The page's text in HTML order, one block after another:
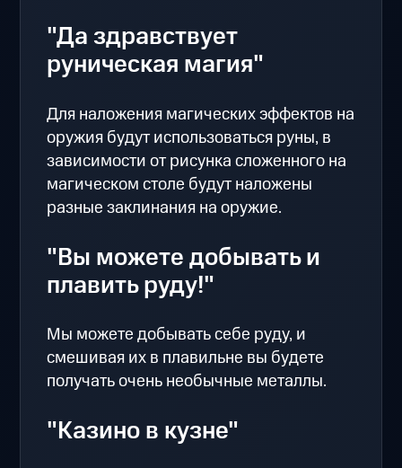
"Да здравствует
руническая магия"
Для наложения магических эффектов на
оружия будут использоваться руны, в
зависимости от рисунка сложенного на
магическом столе будут наложены
разные заклинания на оружие.
"Вы можете добывать и
плавить руду!"
Мы можете добывать себе руду, и
смешивая их в плавильне вы будете
получать очень необычные металлы.
"Казино в кузне"